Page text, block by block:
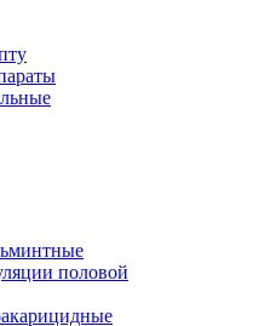
половой